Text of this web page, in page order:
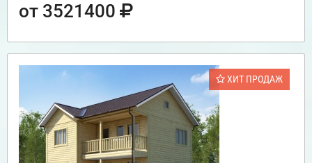
от 3521400
ХИТ ПРОДАЖ